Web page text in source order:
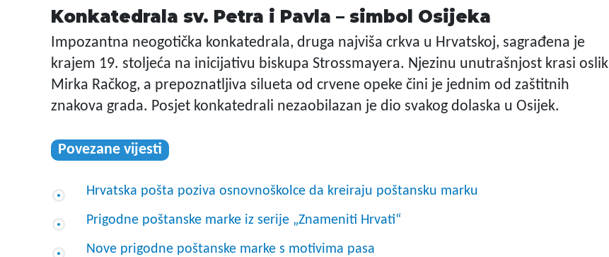
Konkatedrala sv. Petra i Pavla – simbol Osijeka
Impozantna neogotička konkatedrala, druga najviša crkva u Hrvatskoj, sagrađena je
krajem 19. stoljeća na inicijativu biskupa Strossmayera. Njezinu unutrašnjost krasi oslik
Mirka Račkog, a prepoznatljiva silueta od crvene opeke čini je jednim od zaštitnih
znakova grada. Posjet konkatedrali nezaobilazan je dio svakog dolaska u Osijek.
Povezane vijesti
Hrvatska pošta poziva osnovnoškolce da kreiraju poštansku marku
Prigodne poštanske marke iz serije „Znameniti Hrvati“
Nove prigodne poštanske marke s motivima pasa